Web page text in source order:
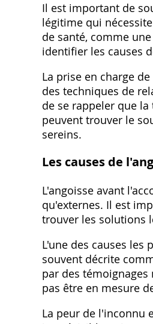
Il est important de
légitime qui
de santé, comme
identifier les causes
La prise en charge
des techniques de
de se rappeler que
peuvent trouver le
sereins.
Les causes de
L'angoisse avant
qu'externes. Il est
trouver les solutions
L'une des causes les
souvent décrite
par des
pas être en mesure
La peur de l'inconnu